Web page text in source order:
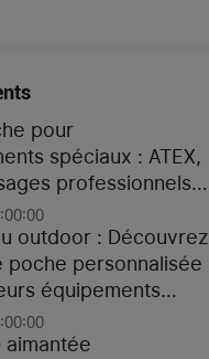
pour
spéciaux : ATEX,
professionnels
outdoor : Découvrez
poche personnalisée
équipements
Noël
aimantée